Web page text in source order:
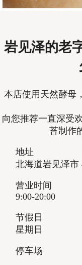
岩见泽的老
本店使用天然酵母
向您推荐一直深受
苔制作
地址
北海道岩见泽市
营业时间
9:00-20:00
节假日
星期日
停车场